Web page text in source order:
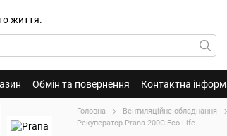
життя.
Обмін та повернення Контактна
Головна Вентиляційне обладнання
Рекуператор Prana 200C Eco Life